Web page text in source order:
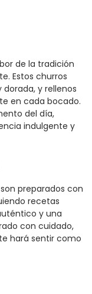
de la tradición
Estos churros
y rellenos
en cada bocado.
del día,
indulgente y
preparados con
recetas
y una
con cuidado,
hará sentir como